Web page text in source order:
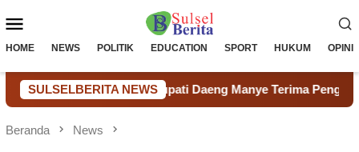
ke
Mobile
HOME NEWS POLITIK EDUCATION SPORT HUKUM OPINI
SULSELBERITA NEWS
Hasil, Bupati Daeng Manye Terima Penghargaan
Beranda News